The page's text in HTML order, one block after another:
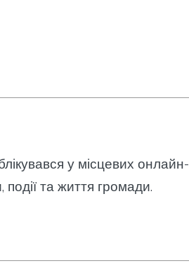
у місцевих онлайн-
та життя громади.